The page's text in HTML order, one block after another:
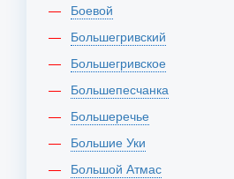
Боевой
Большегривский
Большегривское
Большепесчанка
Большеречье
Большие Уки
Большой Атмас